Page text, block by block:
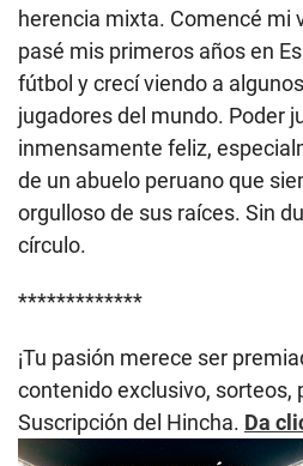
herencia mixta. Comencé mi
pasé mis primeros años en
fútbol y crecí viendo a
jugadores del mundo. Poder
inmensamente feliz,
de un abuelo peruano que
orgulloso de sus raíces. Sin
círculo.
*************
¡Tu pasión merece ser
contenido exclusivo, sorteos,
Suscripción del Hincha. Da